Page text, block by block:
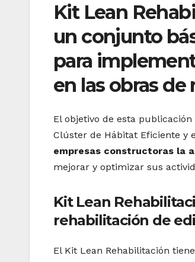
Kit Lean
un conjunto
para
en las obras
El objetivo de esta
Clúster de Hábitat Eficiente y
empresas constructoras la
mejorar y optimizar sus
Kit Lean
rehabilitación de
El Kit Lean Rehabilitación